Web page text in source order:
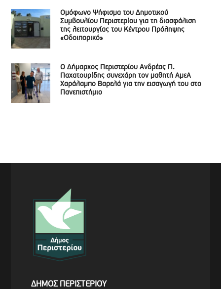
Ομόφωνο Ψήφισμα του Δημοτικού
Συμβουλίου Περιστερίου για τη διασφάλιση
της λειτουργίας του Κέντρου Πρόληψης
«Οδοιπορικό»
Ο Δήμαρχος Περιστερίου Ανδρέας Π.
Παχατουρίδης συνεχάρη τον μαθητή ΑμεΑ
Χαράλαμπο Βαρελά για την εισαγωγή του στο
Πανεπιστήμιο
ΔΗΜΟΣ ΠΕΡΙΣΤΕΡΙΟΥ